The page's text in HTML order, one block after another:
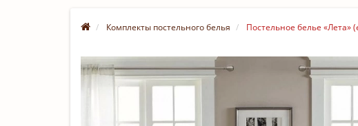
Комплекты постельного белья Постельное белье «Лета»